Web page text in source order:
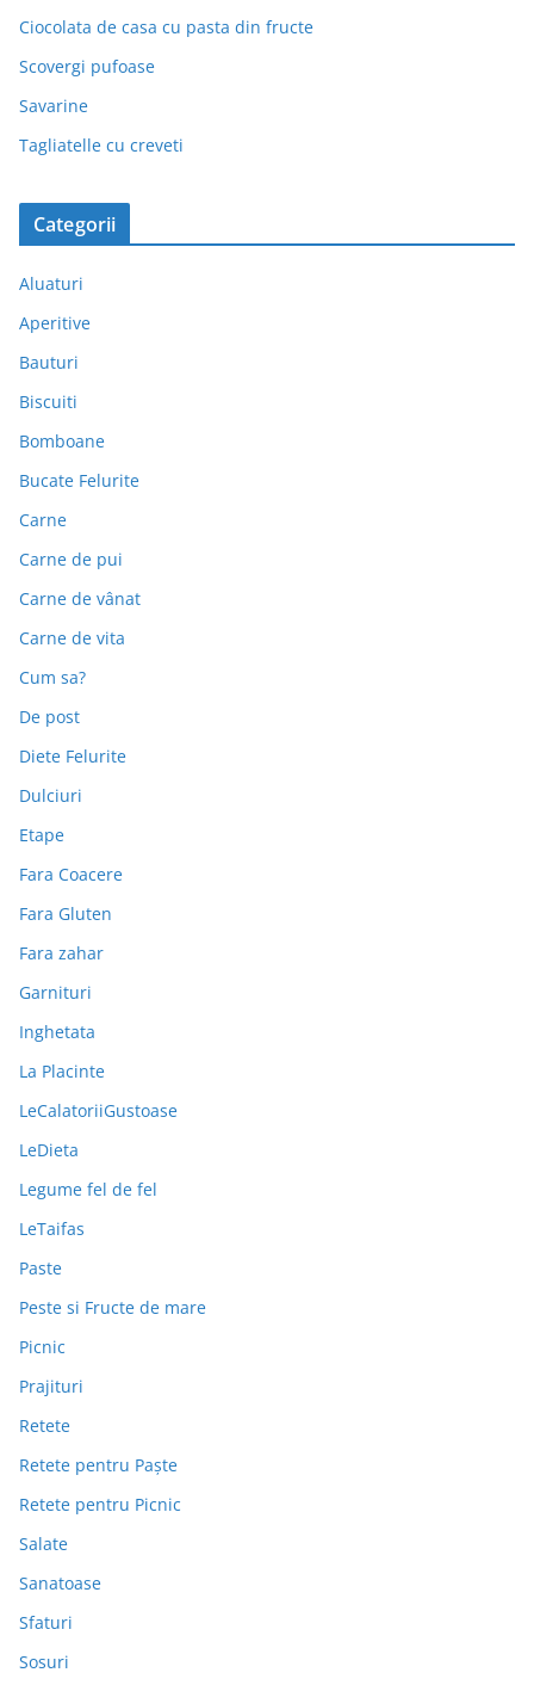
Ciocolata de casa cu pasta din fructe
Scovergi pufoase
Savarine
Tagliatelle cu creveti
Categorii
Aluaturi
Aperitive
Bauturi
Biscuiti
Bomboane
Bucate Felurite
Carne
Carne de pui
Carne de vânat
Carne de vita
Cum sa?
De post
Diete Felurite
Dulciuri
Etape
Fara Coacere
Fara Gluten
Fara zahar
Garnituri
Inghetata
La Placinte
LeCalatoriiGustoase
LeDieta
Legume fel de fel
LeTaifas
Paste
Peste si Fructe de mare
Picnic
Prajituri
Retete
Retete pentru Paște
Retete pentru Picnic
Salate
Sanatoase
Sfaturi
Sosuri